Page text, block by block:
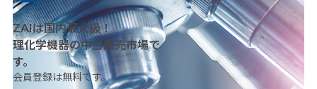
ZAIは国内最大級！
理化学機器の中古販売市場で
す。
会員登録は無料です。